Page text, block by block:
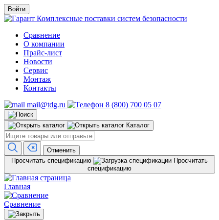
Войти
Комплексные поставки систем безопасности
Сравнение
О компании
Прайс-лист
Новости
Сервис
Монтаж
Контакты
mail@tdg.ru
8 (800) 700 05 07
Каталог
Отменить
Просчитать спецификацию
Просчитать
спецификацию
Главная
Сравнение